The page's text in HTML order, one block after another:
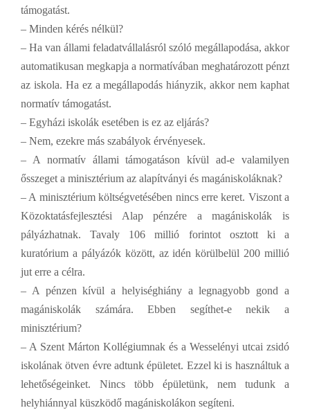
támogatást.
– Minden kérés nélkül?
– Ha van állami feladatvállalásról szóló megállapodása, akkor
automatikusan megkapja a normatívában meghatározott pénzt
az iskola. Ha ez a megállapodás hiányzik, akkor nem kaphat
normatív támogatást.
– Egyházi iskolák esetében is ez az eljárás?
– Nem, ezekre más szabályok érvényesek.
– A normatív állami támogatáson kívül ad-e valamilyen
ősszeget a minisztérium az alapítványi és magániskoláknak?
– A minisztérium költségvetésében nincs erre keret. Viszont a
Közoktatásfejlesztési Alap pénzére a magániskolák is
pályázhatnak. Tavaly 106 millió forintot osztott ki a
kuratórium a pályázók között, az idén körülbelül 200 millió
jut erre a célra.
– A pénzen kívül a helyiséghiány a legnagyobb gond a
magániskolák számára. Ebben segíthet-e nekik a
minisztérium?
– A Szent Márton Kollégiumnak és a Wesselényi utcai zsidó
iskolának ötven évre adtunk épületet. Ezzel ki is használtuk a
lehetőségeinket. Nincs több épületünk, nem tudunk a
helyhiánnyal küszködő magániskolákon segíteni.